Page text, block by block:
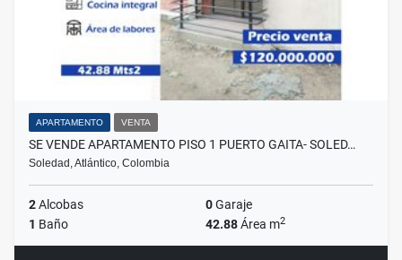
APARTAMENTO VENTA
SE VENDE APARTAMENTO PISO 1 PUERTO GAITA- SOLED…
Soledad, Atlántico, Colombia
2Alcobas 0Garaje
1 Baño 42.88Área m2